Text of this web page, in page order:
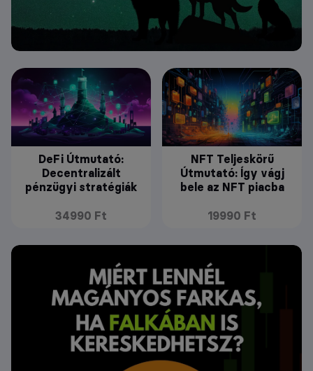
DeFi Útmutató:
Decentralizált
pénzügyi stratégiák
34990 Ft
NFT Teljeskörű
Útmutató: Így vágj
bele az NFT piacba
19990 Ft